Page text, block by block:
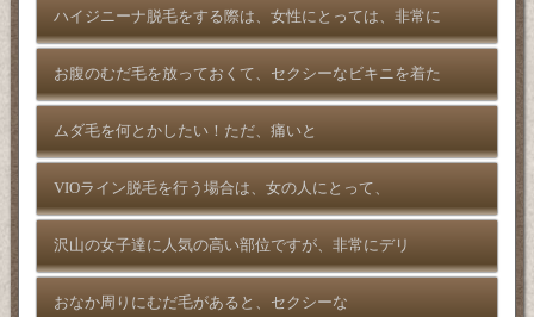
ハイジニーナ脱毛をする際は、女性にとっては、非常に
お腹のむだ毛を放っておくて、セクシーなビキニを着た
ムダ毛を何とかしたい！ただ、痛いと
VIOライン脱毛を行う場合は、女の人にとって、
沢山の女子達に人気の高い部位ですが、非常にデリ
おなか周りにむだ毛があると、セクシーな